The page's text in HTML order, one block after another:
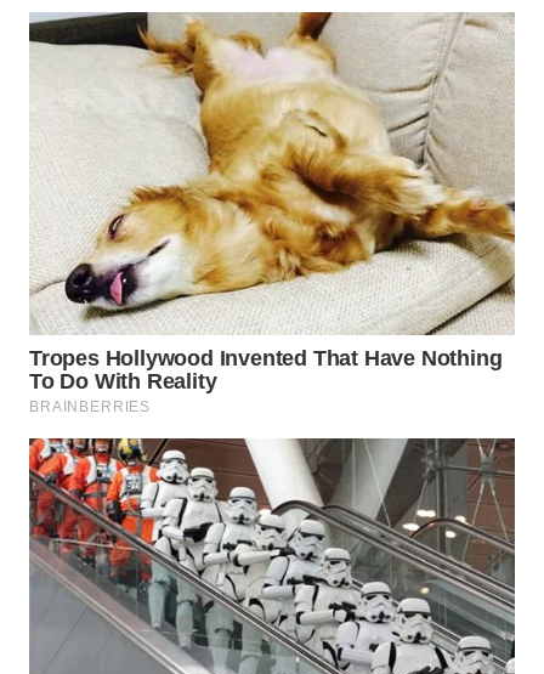
WN
TIMUR
WN
SEMARANG
WN
SOLO
WN
BOROBUDUR
MADURA
WN
SURABAYA
WN